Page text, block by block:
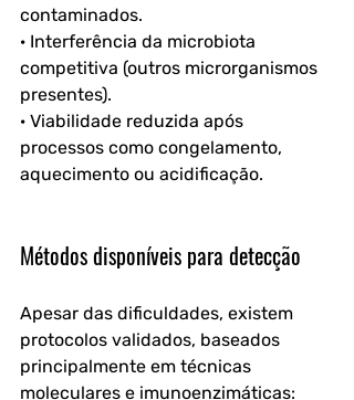
contaminados.
· Interferência da microbiota
competitiva (outros microrganismos
presentes).
· Viabilidade reduzida após
processos como congelamento,
aquecimento ou acidificação.
Métodos disponíveis para detecção
Apesar das dificuldades, existem
protocolos validados, baseados
principalmente em técnicas
moleculares e imunoenzimáticas: